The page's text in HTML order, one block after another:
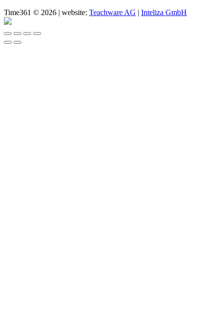
Time361 © 2026 | website: Teachware AG | Inteliza GmbH